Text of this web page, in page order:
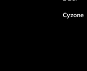
Cyzone